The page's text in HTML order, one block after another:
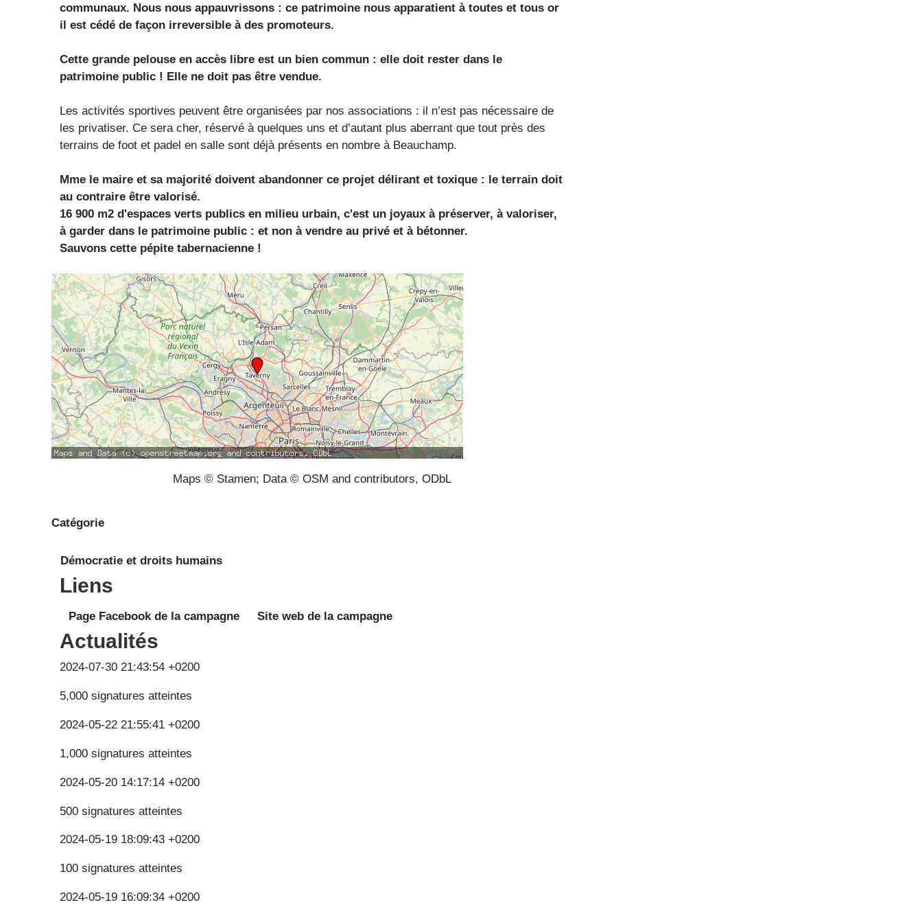
communaux. Nous nous appauvrissons : ce patrimoine nous apparatient à toutes et tous or
il est cédé de façon irreversible à des promoteurs.
Cette grande pelouse en accès libre est un bien commun : elle doit rester dans le
patrimoine public ! Elle ne doit pas être vendue.
Les activités sportives peuvent être organisées par nos associations : il n’est pas nécessaire de
les privatiser. Ce sera cher, réservé à quelques uns et d’autant plus aberrant que tout près des
terrains de foot et padel en salle sont déjà présents en nombre à Beauchamp.
Mme le maire et sa majorité doivent abandonner ce projet délirant et toxique : le terrain doit
au contraire être valorisé.
16 900 m2 d'espaces verts publics en milieu urbain, c'est un joyaux à préserver, à valoriser,
à garder dans le patrimoine public : et non à vendre au privé et à bétonner.
Sauvons cette pépite tabernacienne !
Maps © Stamen; Data © OSM and contributors, ODbL
Catégorie
Démocratie et droits humains
Liens
Page Facebook de la campagne Site web de la campagne
Actualités
2024-07-30 21:43:54 +0200
5,000 signatures atteintes
2024-05-22 21:55:41 +0200
1,000 signatures atteintes
2024-05-20 14:17:14 +0200
500 signatures atteintes
2024-05-19 18:09:43 +0200
100 signatures atteintes
2024-05-19 16:09:34 +0200